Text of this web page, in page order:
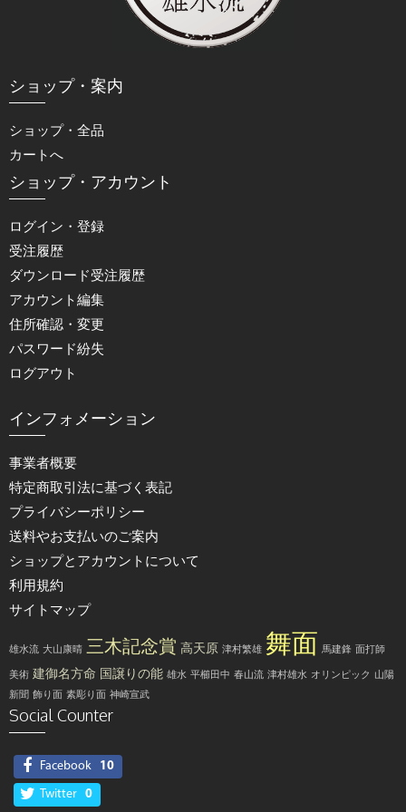
ショップ・案内
ショップ・全品
カートへ
ショップ・アカウント
ログイン・登録
受注履歴
ダウンロード受注履歴
アカウント編集
住所確認・変更
パスワード紛失
ログアウト
インフォメーション
事業者概要
特定商取引法に基づく表記
プライバシーポリシー
送料やお支払いのご案内
ショップとアカウントについて
利用規約
サイトマップ
雄水流 大山康晴 三木記念賞 高天原 津村繁雄 舞面 馬建鋒 面打師
美術 建御名方命 国譲りの能 雄水 平櫛田中 春山流 津村雄水 オリンピック 山陽
新聞 飾り面 素彫り面 神崎宣武
Social Counter
Facebook 10
Twitter 0